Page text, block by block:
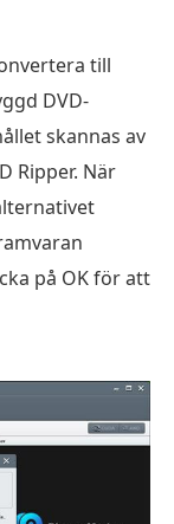
till
DVD-
skannas av
Ripper. När
på OK för att